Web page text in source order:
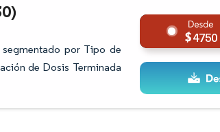
por Tipo de
de Dosis Terminada
4750